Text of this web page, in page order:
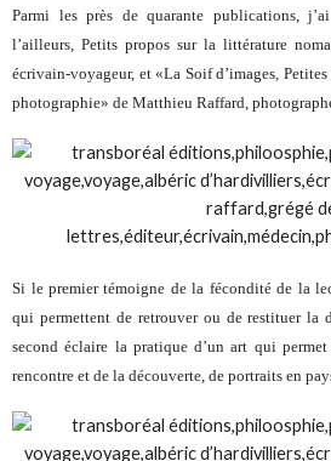
Parmi les près de quarante publications,
l’ailleurs, Petits propos sur la littérature
écrivain-voyageur, et «La Soif d’images,
photographie» de Matthieu Raffard,
Si le premier témoigne de la fécondité de la
qui permettent de retrouver ou de restituer la
second éclaire la pratique d’un art qui
rencontre et de la découverte, de portraits en